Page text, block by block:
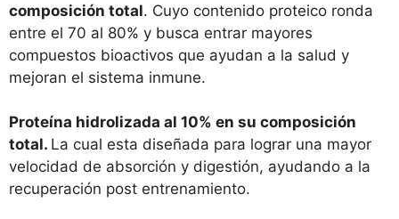
composición total. Cuyo contenido proteico ronda
entre el 70 al 80% y busca entrar mayores
compuestos bioactivos que ayudan a la salud y
mejoran el sistema inmune.
Proteína hidrolizada al 10% en su composición
total. La cual esta diseñada para lograr una mayor
velocidad de absorción y digestión, ayudando a la
recuperación post entrenamiento.